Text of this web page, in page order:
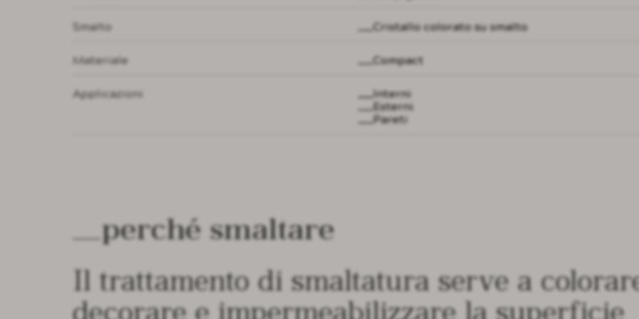
Smalto Cristallo colorato su smalto
Materiale Compact
Applicazioni
Interni
Esterni
Pareti
perché smaltare
Il trattamento di smaltatura serve a